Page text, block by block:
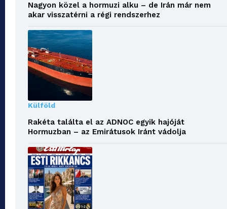
Nagyon közel a hormuzi alku – de Irán már nem
akar visszatérni a régi rendszerhez
Külföld
Rakéta találta el az ADNOC egyik hajóját
Hormuzban – az Emirátusok Iránt vádolja